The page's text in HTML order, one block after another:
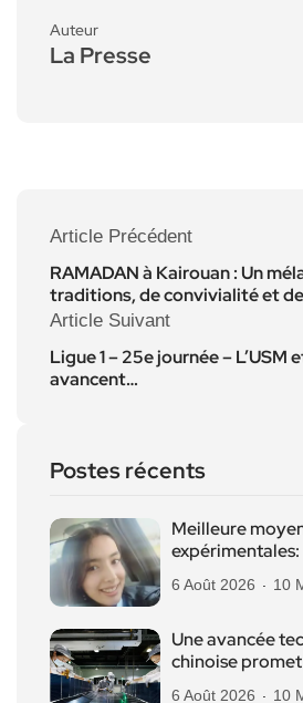
Auteur
La Presse
Article Précédent
RAMADAN à Kairouan : Un
traditions, de convivialité et
Article Suivant
Ligue 1 – 25e journée – L’USM
avancent…
Postes récents
Meilleure
expérimentales:
6 Août 2026 10
Une avancée
chinoise
6 Août 2026 10